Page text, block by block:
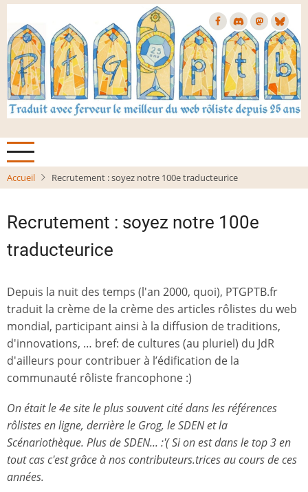
Aller
contenu
principal
Accueil Recrutement : soyez notre 100e traducteurice
Recrutement : soyez notre 100e
traducteurice
Depuis la nuit des temps (l'an 2000, quoi), PTGPTB.fr
traduit la crème de la crème des articles rôlistes du web
mondial, participant ainsi à la diffusion de traditions,
d'innovations, … bref: de cultures (au pluriel) du JdR
d'ailleurs pour contribuer à l’édification de la
communauté rôliste francophone :)
On était le 4e site le plus souvent cité dans les références
rôlistes en ligne, derrière le Grog, le SDEN et la
Scénariothèque. Plus de SDEN... :'( Si on est dans le top 3 en
tout cas c'est grâce à nos contributeurs.trices au cours de ces
années.